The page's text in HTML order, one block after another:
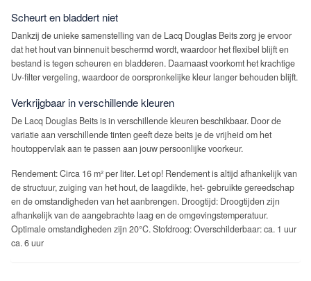
Scheurt en bladdert niet
Dankzij de unieke samenstelling van de Lacq Douglas Beits zorg je ervoor
dat het hout van binnenuit beschermd wordt, waardoor het flexibel blijft en
bestand is tegen scheuren en bladderen. Daarnaast voorkomt het krachtige
Uv-filter vergeling, waardoor de oorspronkelijke kleur langer behouden blijft.
Verkrijgbaar in verschillende kleuren
De Lacq Douglas Beits is in verschillende kleuren beschikbaar. Door de
variatie aan verschillende tinten geeft deze beits je de vrijheid om het
houtoppervlak aan te passen aan jouw persoonlijke voorkeur.
Rendement: Circa 16 m² per liter. Let op! Rendement is altijd afhankelijk van
de structuur, zuiging van het hout, de laagdikte, het- gebruikte gereedschap
en de omstandigheden van het aanbrengen. Droogtijd: Droogtijden zijn
afhankelijk van de aangebrachte laag en de omgevingstemperatuur.
Optimale omstandigheden zijn 20°C. Stofdroog: Overschilderbaar: ca. 1 uur
ca. 6 uur